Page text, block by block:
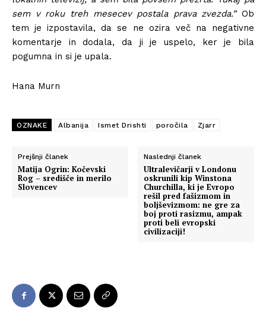
sem v roku treh mesecev postala prava zvezda.”Ob
tem je izpostavila, da se ne ozira več na negativne
komentarje in dodala, da ji je uspelo, ker je bila
pogumna in si je upala.
Hana Murn
OZNAKE Albanija Ismet Drishti poročila Zjarr
Prejšnji članek
Matija Ogrin: Kočevski
Rog – središče in merilo
Slovencev
Naslednji članek
Ultralevičarji v Londonu
oskrunili kip Winstona
Churchilla, ki je Evropo
rešil pred fašizmom in
boljševizmom: ne gre za
boj proti rasizmu, ampak
proti beli evropski
civilizaciji!